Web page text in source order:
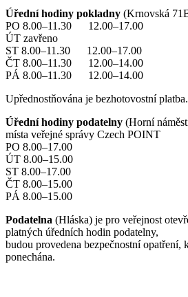
Úřední hodiny pokladny (Krnovská
PO 8.00–11.30 12.00–17.00
ÚT zavřeno
ST 8.00–11.30 12.00–17.00
ČT 8.00–11.30 12.00–14.00
PÁ 8.00–11.30 12.00–14.00
Upřednostňována je bezhotovostní platba.
Úřední hodiny podatelny (Horní
místa veřejné správy Czech POINT
PO 8.00–17.00
ÚT 8.00–15.00
ST 8.00–17.00
ČT 8.00–15.00
PÁ 8.00–15.00
Podatelna (Hláska) je pro veřejnost
platných úředních hodin podatelny,
budou provedena bezpečnostní opatření,
ponechána.